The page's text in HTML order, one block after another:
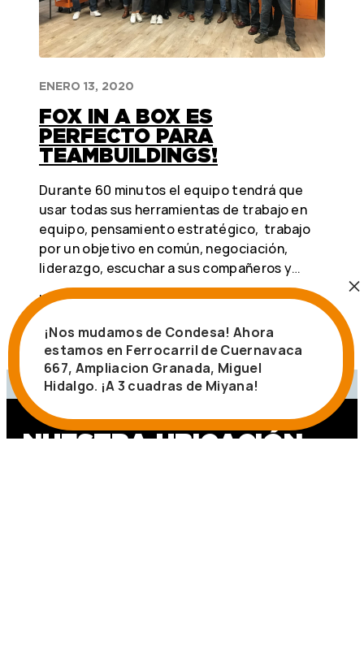
ENERO 13, 2020
FOX IN A BOX ES
PERFECTO PARA
TEAMBUILDINGS!
Durante 60 minutos el equipo tendrá que
usar todas sus herramientas de trabajo en
equipo, pensamiento estratégico, trabajo
por un objetivo en común, negociación,
liderazgo, escuchar a sus compañeros y…
Leer más
NUESTRA UBICACIÓN
¡Nos mudamos de Condesa! Ahora
estamos en Ferrocarril de Cuernavaca
667, Ampliacion Granada, Miguel
Hidalgo. ¡A 3 cuadras de Miyana!